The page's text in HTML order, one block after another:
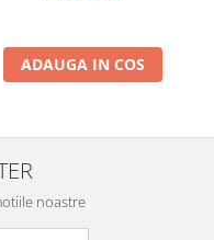
ADAUGA IN COS
noastre